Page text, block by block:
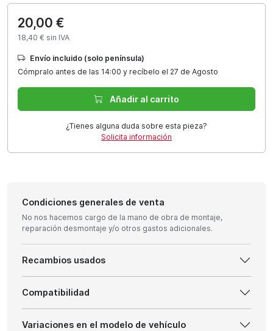
20,00 €
18,40 € sin IVA
Envío incluido (solo península)
Cómpralo antes de las 14:00 y recíbelo el 27 de Agosto
Añadir al carrito
¿Tienes alguna duda sobre esta pieza?
Solicita información
Condiciones generales de venta
No nos hacemos cargo de la mano de obra de montaje,
reparación desmontaje y/o otros gastos adicionales.
Recambios usados
Compatibilidad
Variaciones en el modelo de vehículo